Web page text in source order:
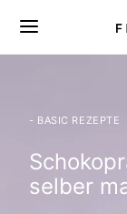
- BASIC REZEPTE
selber